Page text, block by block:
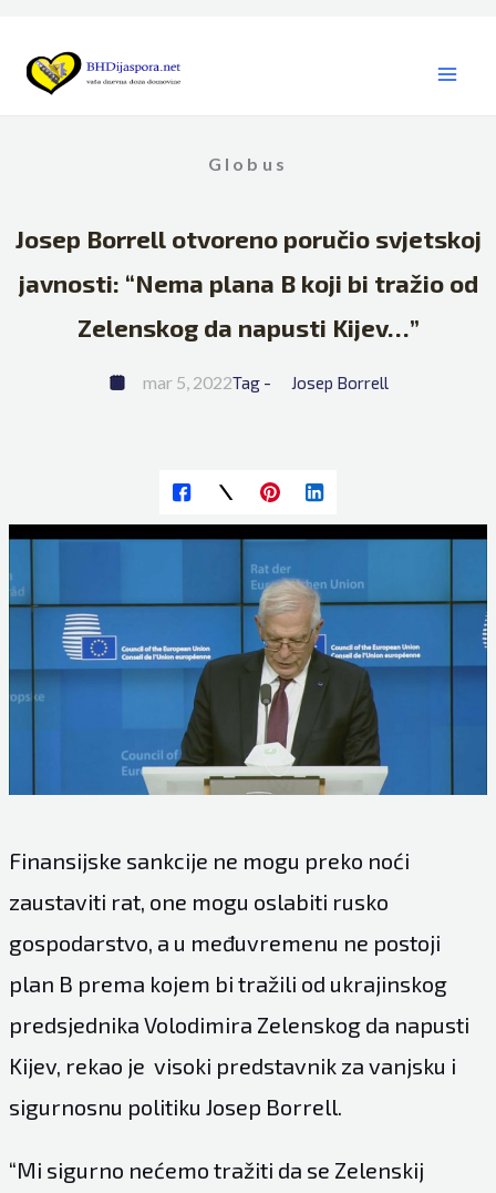
content
Globus
Josep Borrell otvoreno poručio svjetskoj
javnosti: “Nema plana B koji bi tražio od
Zelenskog da napusti Kijev…”
mar 5, 2022Tag - Josep Borrell
Finansijske sankcije ne mogu preko noći
zaustaviti rat, one mogu oslabiti rusko
gospodarstvo, a u međuvremenu ne postoji
plan B prema kojem bi tražili od ukrajinskog
predsjednika Volodimira Zelenskog da napusti
Kijev, rekao je visoki predstavnik za vanjsku i
sigurnosnu politiku Josep Borrell.
“Mi sigurno nećemo tražiti da se Zelenskij